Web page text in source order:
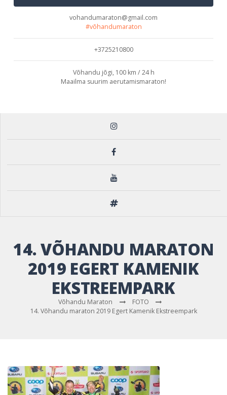
vohandumaraton@gmail.com
#võhandumaraton
+3725210800
Võhandu jõgi, 100 km / 24 h
Maailma suurim aerutamismaraton!
14. VÕHANDU MARATON
2019 EGERT KAMENIK
EKSTREEMPARK
Võhandu Maraton
FOTO
14. Võhandu maraton 2019 Egert Kamenik Ekstreempark